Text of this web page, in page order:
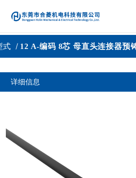
式 12 A-编码 8芯 母直头连接器
详细信息